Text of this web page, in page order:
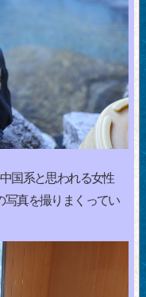
国系と思われる女性
写真を撮りまくってい